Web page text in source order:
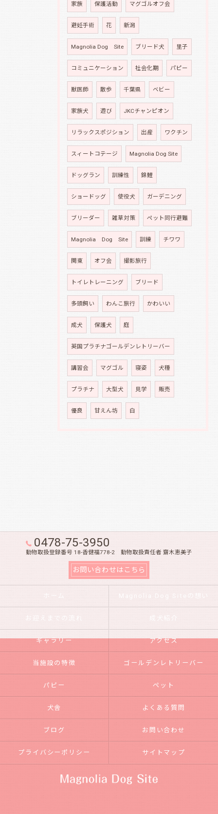
家族 保護活動 マグゴルオフ会
避妊手術 花 新潟
Magnolia Dog Site ブリード犬 里子
コミュニケーション 社会化期 パピー
獣医師 散歩 千葉県 ベビー
家族犬 遊び JKCチャンピオン
リラックスポジション 出産 ワクチン
スィートコテージ Magnolia Dog Site
ドッグラン 訓練性 錦鯉
ショードッグ 使役犬 ガーデニング
ブリーダー 雑草対策 ペット同行避難
Magnolia Dog Site 訓練 チワワ
関東 オフ会 撮影旅行
トイレトレーニング ブリード
多頭飼い わんこ旅行 かわいい
成犬 保護犬 庭
英国プラチナゴールデンレトリーバー
講習会 マグゴル 寝姿 犬種
プラチナ 大型犬 見学 販売
優良 甘えん坊 白
0478-75-3950
動物取扱登録番号 18-香健福778-2 動物取扱責任者 齋木恵美子
お問い合わせはこちら
ホーム Magnolia Dog Siteの想い
お迎えまでの流れ 成犬紹介
ギャラリー アクセス
当施設の特徴 ゴールデンレトリーバー
パピー ペット
犬舎 よくある質問
ブログ お問い合わせ
プライバシーポリシー サイトマップ